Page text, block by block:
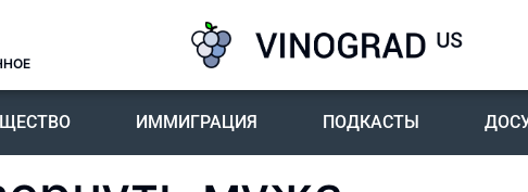
ИММИГРАЦИЯ ПОДКАСТЫ